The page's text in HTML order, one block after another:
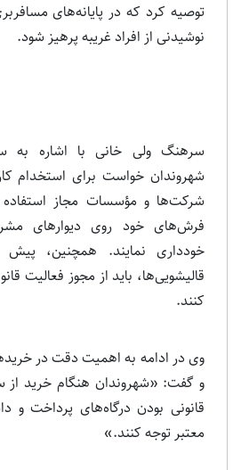
توصیه کرد که در پایانه‌های
نوشیدنی از افراد غریبه پرهیز شود.
سرهنگ ولی خانی با اشاره به
شهروندان خواست برای استخدام
شرکت‌ها و مؤسسات مجاز
فرش‌های خود روی دیوارهای
خودداری نمایند. همچنین،
قالیشویی‌ها، باید از مجوز فعالیت
کنند.
وی در ادامه به اهمیت دقت در
و گفت: «شهروندان هنگام خرید از
قانونی بودن درگاه‌های پرداخت و
معتبر توجه کنند.»